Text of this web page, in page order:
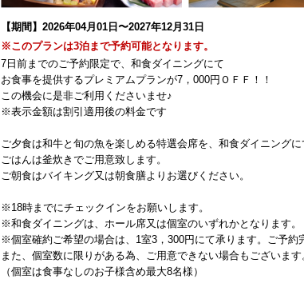
【期間】2026年04月01日〜2027年12月31日
※このプランは3泊まで予約可能となります。
7日前までのご予約限定で、和食ダイニングにて
お食事を提供するプレミアムプランが7，000円ＯＦＦ！！
この機会に是非ご利用くださいませ♪
※表示金額は割引適用後の料金です
ご夕食は和牛と旬の魚を楽しめる特選会席を、和食ダイニングに
ごはんは釜炊きでご用意致します。
ご朝食はバイキング又は朝食膳よりお選びください。
※18時までにチェックインをお願いします。
※和食ダイニングは、ホール席又は個室のいずれかとなります。
※個室確約ご希望の場合は、1室3，300円にて承ります。ご予約
また、個室数に限りがある為、ご用意できない場合もございます
（個室は食事なしのお子様含め最大8名様）